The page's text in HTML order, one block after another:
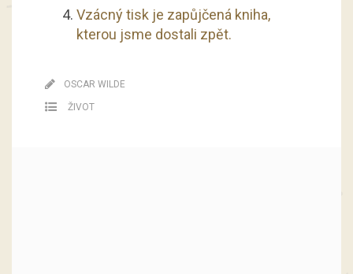
Vzácný tisk je zapůjčená kniha,
kterou jsme dostali zpět.
OSCAR WILDE
ŽIVOT